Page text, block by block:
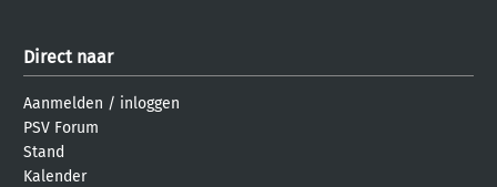
Direct naar
Aanmelden / inloggen
PSV Forum
Stand
Kalender